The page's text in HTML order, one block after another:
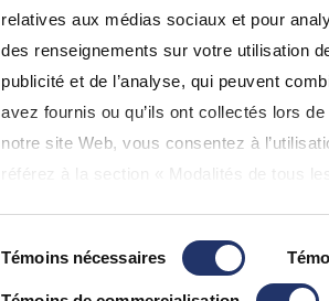
relatives aux médias sociaux et pour
des renseignements sur votre utilisation
publicité et de l’analyse, qui peuvent
avez fournis ou qu’ils ont collectés lors
notre site Web, vous consentez à
référez à la section « Modalités de tous
du
consentement
Témoins nécessaires